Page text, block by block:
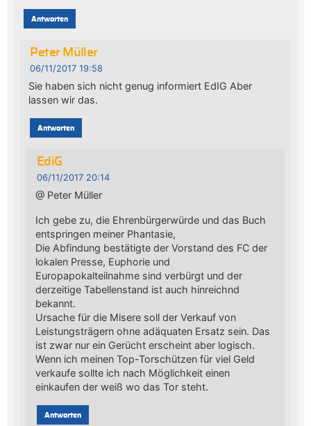
Antworten
Peter Müller
06/11/2017 19:58
Sie haben sich nicht genug informiert EdIG Aber
lassen wir das.
Antworten
EdiG
06/11/2017 20:14
@ Peter Müller
Ich gebe zu, die Ehrenbürgerwürde und das Buch
entspringen meiner Phantasie,
Die Abfindung bestätigte der Vorstand des FC der
lokalen Presse, Euphorie und
Europapokalteilnahme sind verbürgt und der
derzeitige Tabellenstand ist auch hinreichnd
bekannt.
Ursache für die Misere soll der Verkauf von
Leistungsträgern ohne adäquaten Ersatz sein. Das
ist zwar nur ein Gerücht erscheint aber logisch.
Wenn ich meinen Top-Torschützen für viel Geld
verkaufe sollte ich nach Möglichkeit einen
einkaufen der weiß wo das Tor steht.
Antworten